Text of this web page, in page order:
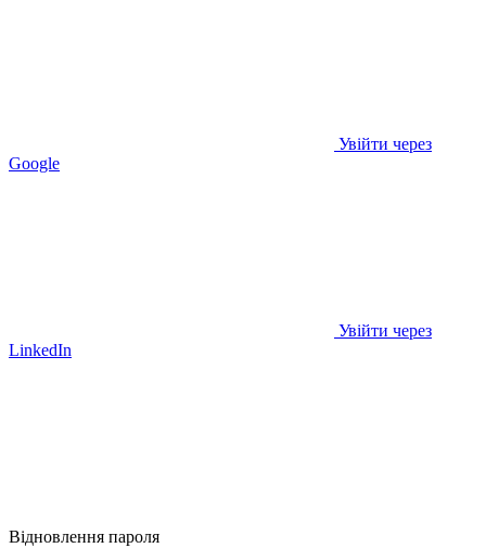
Увійти через
Google
Увійти через
LinkedIn
Відновлення пароля